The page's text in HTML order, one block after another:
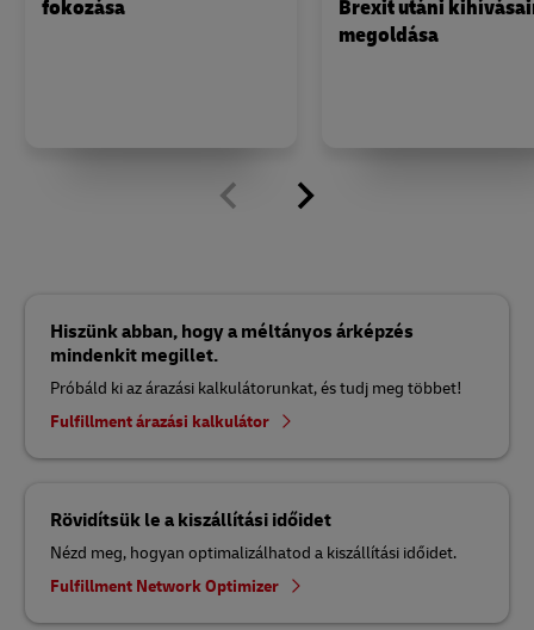
fokozása
Brexit utáni
megoldása
Hiszünk abban, hogy a méltányos árképzés
mindenkit megillet.
Próbáld ki az árazási kalkulátorunkat, és tudj meg többet!
Fulfillment árazási kalkulátor
Rövidítsük le a kiszállítási időidet
Nézd meg, hogyan optimalizálhatod a kiszállítási időidet.
Fulfillment Network Optimizer